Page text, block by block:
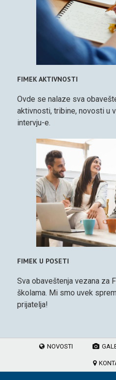
FIMEK AKTIVNOSTI
Ovde se nalaze sva
aktivnosti, tribine, novosti u
intervju-e.
FIMEK U POSETI
Sva obaveštenja vezana za
školama. Mi smo uvek
prijatelja!
NOVOSTI